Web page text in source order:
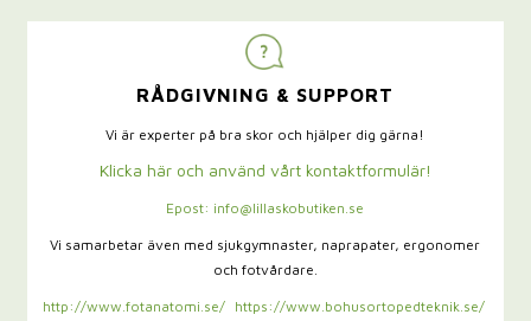
RÅDGIVNING & SUPPORT
Vi är experter på bra skor och hjälper dig gärna!
Klicka här och använd vårt kontaktformulär!
Epost: info@lillaskobutiken.se
Vi samarbetar även med sjukgymnaster, naprapater, ergonomer
och fotvårdare.
http://www.fotanatomi.se/
https://www.bohusortopedteknik.se/